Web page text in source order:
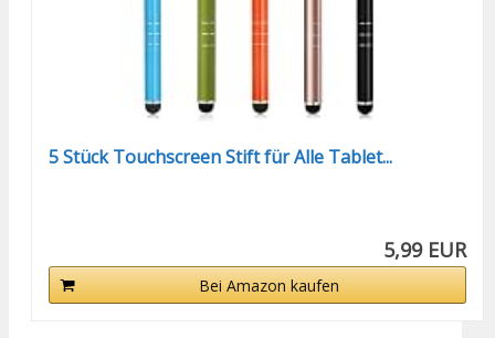
5 Stück Touchscreen Stift für Alle Tablet...
5,99 EUR
Bei Amazon kaufen